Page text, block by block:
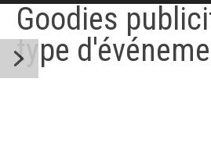
Goodies
type